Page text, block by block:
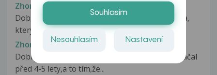
Zhoršující se zrak v průběhu dne
Dobrý den, už delší dobu mám problém s očima,
který nevyřešil oční lékař ani...
Zhoršující stav-bolesti
Dobrý den,je mi 35let,můj zdravotní problém začal
před 4-5 lety,a to tím,že...
Souhlasím
Nesouhlasím Nastavení